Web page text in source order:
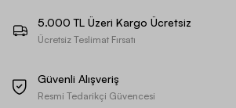
5.000 TL Üzeri Kargo Ücretsiz
Ücretsiz Teslimat Fırsatı
Güvenli Alışveriş
Resmi Tedarikçi Güvencesi